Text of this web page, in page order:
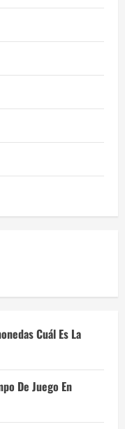
Cuál Es La
De Juego En